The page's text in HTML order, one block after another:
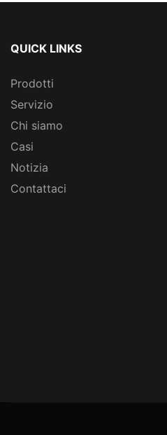
QUICK LINKS
Prodotti
Servizio
Chi siamo
Casi
Notizia
Contattaci